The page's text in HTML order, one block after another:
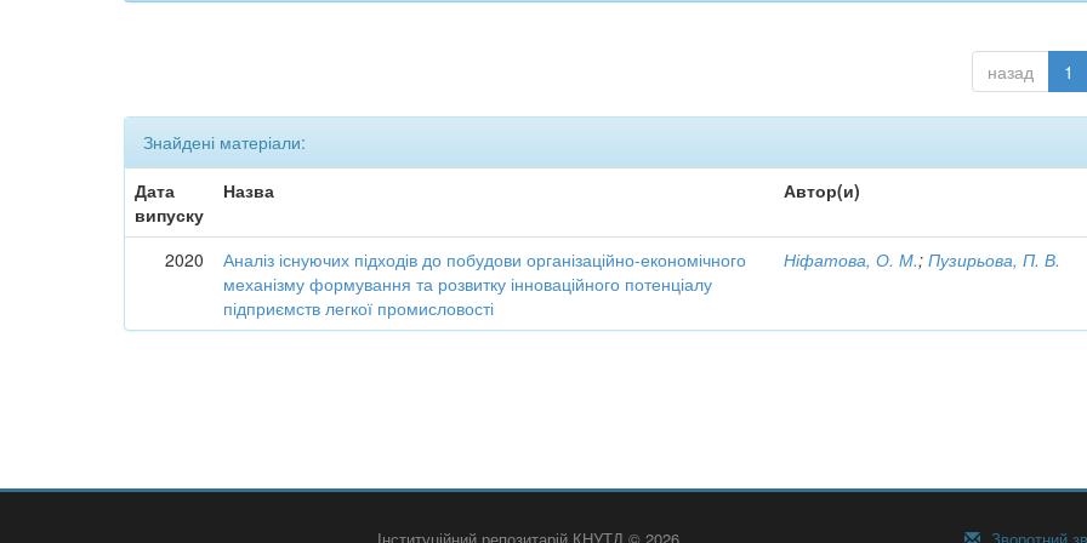
назад 1
Знайдені матеріали:
Дата
випуску
Назва Автор(и)
2020
Аналіз існуючих підходів до побудови організаційно-економічного
механізму формування та розвитку інноваційного потенціалу
підприємств легкої промисловості
Ніфатова, О. М.;Пузирьова, П. В.